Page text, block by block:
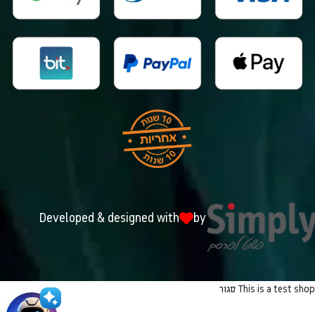
Developed & designed with by
This is a test shop סגור